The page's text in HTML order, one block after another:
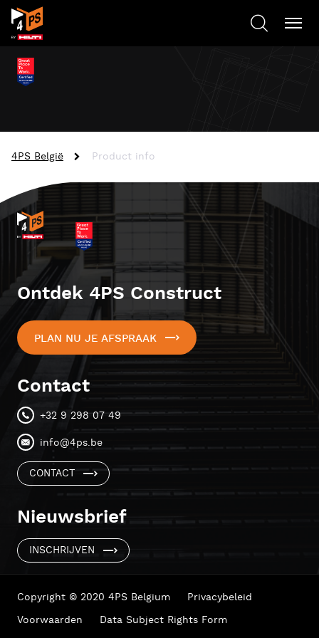
4PS België Product info
Ontdek 4PS Construct
PLAN NU JE AFSPRAAK
Contact
+32 9 298 07 49
info@4ps.be
CONTACT
Nieuwsbrief
INSCHRIJVEN
Copyright © 2020 4PS Belgium
Privacybeleid
Voorwaarden
Data Subject Rights Form